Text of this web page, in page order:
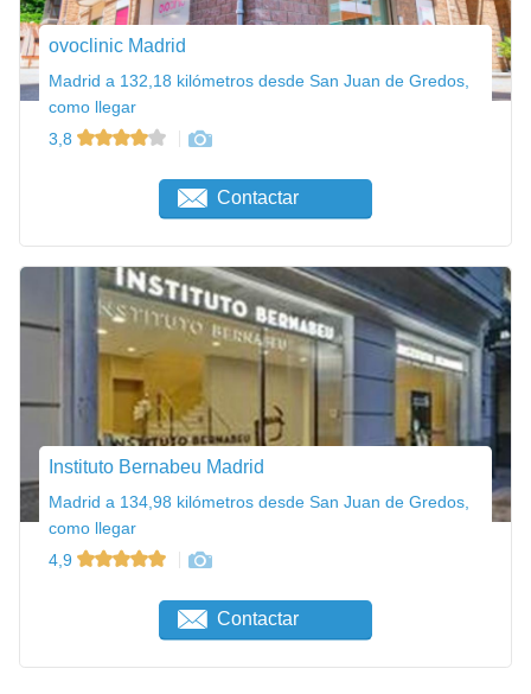
ovoclinic Madrid
Madrid a 132,18 kilómetros desde San Juan de Gredos,
como llegar
3,8
Contactar
Instituto Bernabeu Madrid
Madrid a 134,98 kilómetros desde San Juan de Gredos,
como llegar
4,9
Contactar